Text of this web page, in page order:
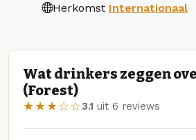
Herkomst Internationaal
Wat drinkers zeggen
(Forest)
★★★☆☆3.1 uit 6 reviews